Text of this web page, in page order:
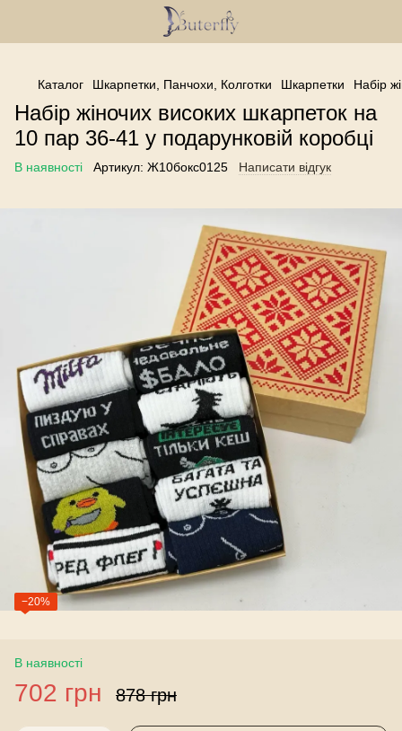
------------------------------------------------
Каталог Шкарпетки, Панчохи, Колготки Шкарпетки Набір
Набір жіночих високих шкарпеток на
10 пар 36-41 у подарунковій коробці
В наявності Артикул: Ж10бокс0125 Написати відгук
−20%
В наявності
702 грн 878 грн